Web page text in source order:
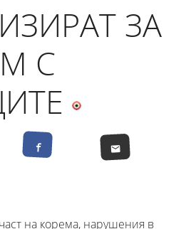
ЗА
С
на корема, нарушения в